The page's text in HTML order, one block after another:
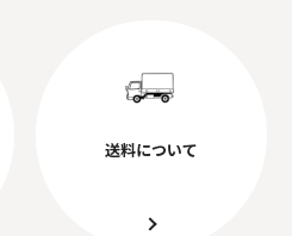
送料について